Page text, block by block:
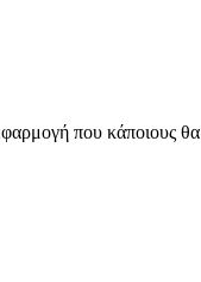
που κάποιους